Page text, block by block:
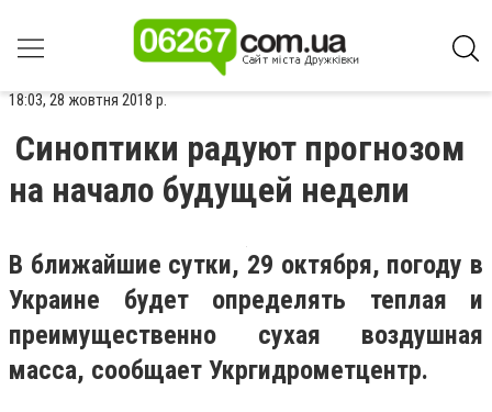
18:03, 28 жовтня 2018 р.
Синоптики радуют прогнозом
на начало будущей недели
В ближайшие сутки, 29 октября, погоду в
Украине будет определять теплая и
преимущественно сухая воздушная
масса, сообщает Укргидрометцентр.